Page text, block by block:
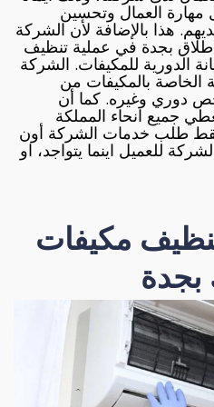
مهارة العمال وتحسين
هذا بالإضافة لأن الشركة
بجدة في عملية تنظيف
الدورية للمكيفات. الشركة
الخاصة بالمكيفات من
دوري وغيره. كما أن
جميع انحاء المملكة
فقط طلب خدمات الشركة أون
للعميل اينما يتواجد، او
مكيفات
بجدة